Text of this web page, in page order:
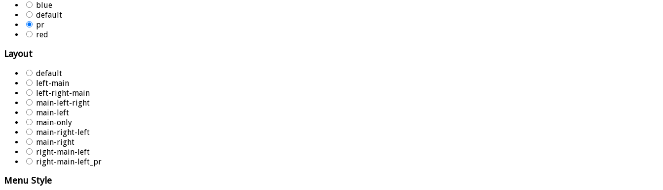
blue
default
pr
red
Layout
default
left-main
left-right-main
main-left-right
main-left
main-only
main-right-left
main-right
right-main-left
right-main-left_pr
Menu Style